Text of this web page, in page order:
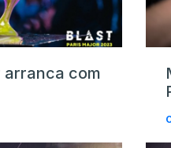
arranca com